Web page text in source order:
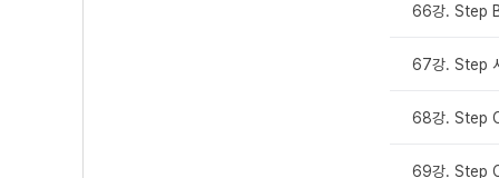
66강. Step
67강. Step
68강. Step
69강. Step